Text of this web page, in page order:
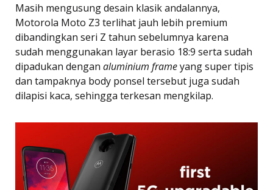
Masih mengusung desain klasik andalannya,
Motorola Moto Z3 terlihat jauh lebih premium
dibandingkan seri Z tahun sebelumnya karena
sudah menggunakan layar berasio 18:9 serta sudah
dipadukan dengan aluminium frameyang super tipis
dan tampaknya body ponsel tersebut juga sudah
dilapisi kaca, sehingga terkesan mengkilap.